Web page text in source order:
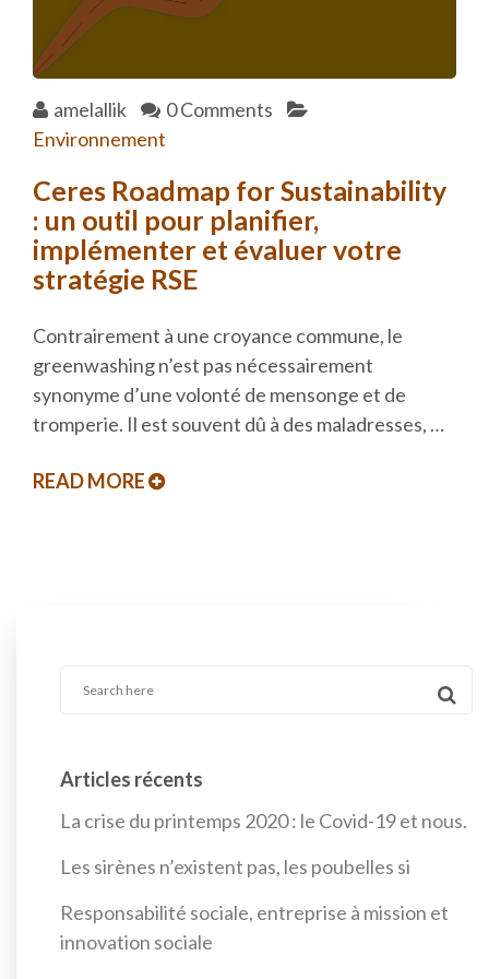
amelallik
0 Comments
Environnement
Ceres Roadmap for Sustainability
: un outil pour planifier,
implémenter et évaluer votre
stratégie RSE
Contrairement à une croyance commune, le
greenwashing n’est pas nécessairement
synonyme d’une volonté de mensonge et de
tromperie. Il est souvent dû à des maladresses, …
READ MORE
Articles récents
La crise du printemps 2020 : le Covid-19 et nous.
Les sirènes n’existent pas, les poubelles si
Responsabilité sociale, entreprise à mission et
innovation sociale